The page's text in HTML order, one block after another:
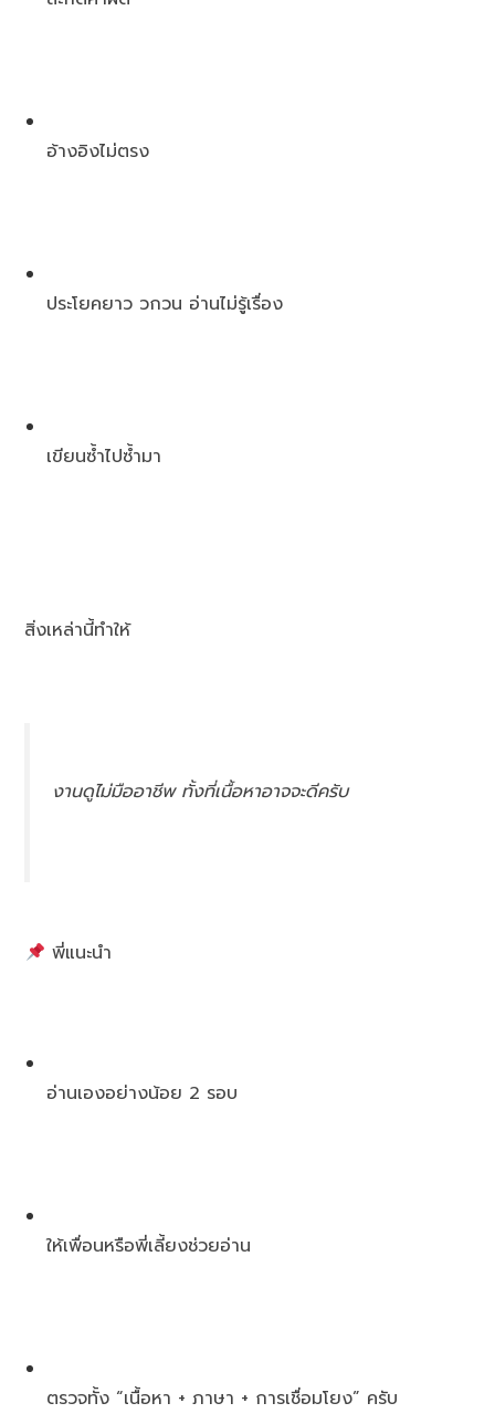
อ้างอิงไม่ตรง
ประโยคยาว วกวน อ่านไม่รู้เรื่อง
เขียนซ้ำไปซ้ำมา
สิ่งเหล่านี้ทำให้
งานดูไม่มืออาชีพ ทั้งที่เนื้อหาอาจจะดีครับ
พี่แนะนำ
อ่านเองอย่างน้อย 2 รอบ
ให้เพื่อนหรือพี่เลี้ยงช่วยอ่าน
ตรวจทั้ง “เนื้อหา + ภาษา + การเชื่อมโยง” ครับ